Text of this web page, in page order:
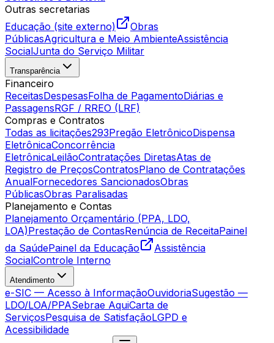
Outras secretarias
Educação (site externo)
Obras
PúblicasAgricultura e Meio AmbienteAssistência
SocialJunta do Serviço Militar
Transparência
Financeiro
ReceitasDespesasFolha de PagamentoDiárias e
PassagensRGF / RREO (LRF)
Compras e Contratos
Todas as licitações293Pregão EletrônicoDispensa
EletrônicaConcorrência
EletrônicaLeilãoContratações DiretasAtas de
Registro de PreçosContratosPlano de Contratações
AnualFornecedores SancionadosObras
PúblicasObras Paralisadas
Planejamento e Contas
Planejamento Orçamentário (PPA, LDO,
LOA)Prestação de ContasRenúncia de ReceitaPainel
da SaúdePainel da Educação
Assistência
SocialControle Interno
Atendimento
e-SIC — Acesso à InformaçãoOuvidoriaSugestão —
LDO/LOA/PPASebrae AquiCarta de
ServiçosPesquisa de SatisfaçãoLGPD e
Acessibilidade